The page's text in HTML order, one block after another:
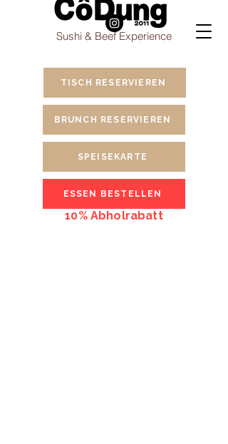
Sushi & Beef Experience
TISCH RESERVIEREN
BRUNCH RESERVIEREN
SPEISEKARTE
ESSEN BESTELLEN
10% Abholrabatt